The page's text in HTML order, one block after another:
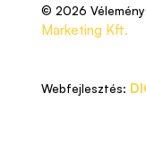
© 2026
Marketing Kft.
Webfejlesztés: